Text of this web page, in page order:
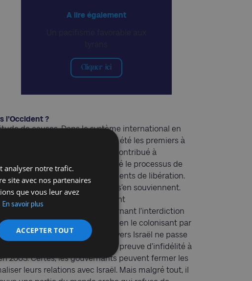
A lire également
Cliquer ici
l’Occident ?
de causes. Dans le système international en
en 1945, les Occidentaux ont été les premiers à
eux-mêmes érigés. Ce qui a contribué à
des guerres ayant accompagné le processus de
se sont opposés aux mouvements de libération.
Aujourd’hui, les pays africains s’en souviennent.
palestinien où les Etats-Unis ont
ont posés, notamment concernant l’interdiction
la nature du territoire occupé en le colonisant par
Cette tolérance américaine envers Israël ne passe
les Etats-Unis ont encore fait preuve d’infidélité à
2003. Certes, les gouvernants peuvent fermer les
leurs relations avec Israël. Mais malgré tout, il
analyser notre trafic.
site avec nos partenaires
que vous leur avez
En savoir plus
ACCEPTER TOUT